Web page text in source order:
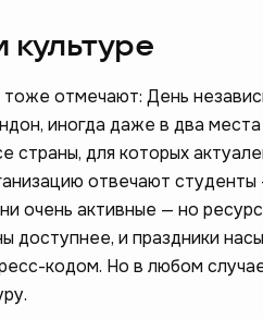
культуре
отмечают: День
иногда даже в два
страны, для которых
отвечают
очень активные — но
доступнее, и праздники
кодом. Но в любом